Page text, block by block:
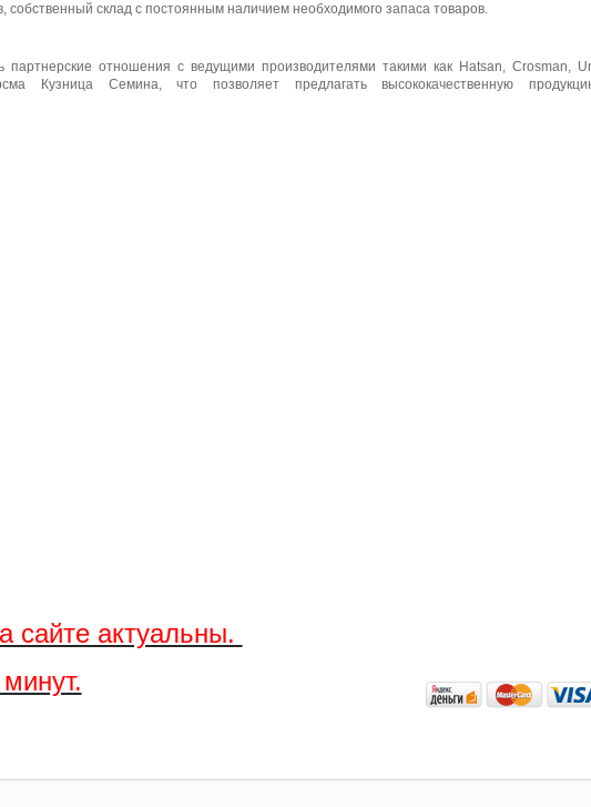
склад c постоянным наличием необходимого запаса товаров.
отношения с ведущими производителями такими как Hatsan, Crosman,
Кузница Семина, что позволяет предлагать высококачественную
сайте актуальны.